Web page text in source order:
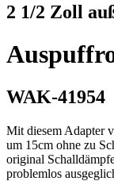
2 1/2 Zoll
WAK-41954
Mit diesem Adapter
um 15cm ohne zu
original
problemlos